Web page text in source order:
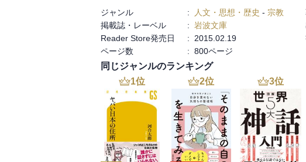
戦後、日本では漢字のルビの使い方に随分制限をかけて
この頃の柔軟さと語彙の豊かさには、改めて感心する。
他の言語では表現不可能な重層性が、この訳にはある。
日本語の面白さ、漢字の面白さを感じる。
ただ、日本聖書協会から、文庫サイズで同じ訳・内容
ステンドグラス風のおしゃれな装丁でハードカバーだ
で、岩波版とそんなに値段は変わらない。
文語訳に限らず、日本聖書協会は四季折々（？）いろ
目・軽さ重視ならば、そちらがいいかもしれない。
第四章
『「人の生くるはパンのみに由るにあらず」と録され
『「主なる汝の神を拝し、ただ之にのみ事ふべし」と
『「主なる汝の神を試むべからず」と云ひてあり』
『主の御霊われに在す。これ我に油を注ぎて貧しき者
盲人に見ゆる事とを告げしめ、圧へらるる者を放ちて
『われ誠に汝らに告ぐ、預言者は己が郷にて喜ばるる
『黙せ、その人より出でよ』
『われ又ほかの町々にも神の国の福音を宣伝へざるを
第五章
『懼るな、なんぢ今より後、人を漁らん』
ジャンル : 人文・思想・歴史 - 宗教
掲載誌・レーベル
: 岩波文庫
Reader Store発売日
: 2015.02.19
ページ数
: 800ページ
同じジャンルのランキング
1位 2位 3位